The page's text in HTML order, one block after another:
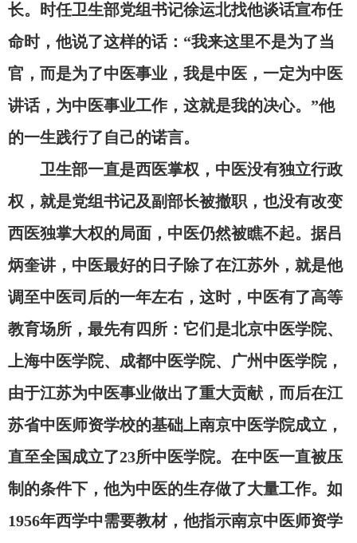
长。时任卫生部党组书记徐运北找他谈话宣布任
命时，他说了这样的话：“我来这里不是为了当
官，而是为了中医事业，我是中医，一定为中医
讲话，为中医事业工作，这就是我的决心。”他
的一生践行了自己的诺言。
卫生部一直是西医掌权，中医没有独立行政
权，就是党组书记及副部长被撤职，也没有改变
西医独掌大权的局面，中医仍然被瞧不起。据吕
炳奎讲，中医最好的日子除了在江苏外，就是他
调至中医司后的一年左右，这时，中医有了高等
教育场所，最先有四所：它们是北京中医学院、
上海中医学院、成都中医学院、广州中医学院，
由于江苏为中医事业做出了重大贡献，而后在江
苏省中医师资学校的基础上南京中医学院成立，
直至全国成立了23所中医学院。在中医一直被压
制的条件下，他为中医的生存做了大量工作。如
1956年西学中需要教材，他指示南京中医师资学